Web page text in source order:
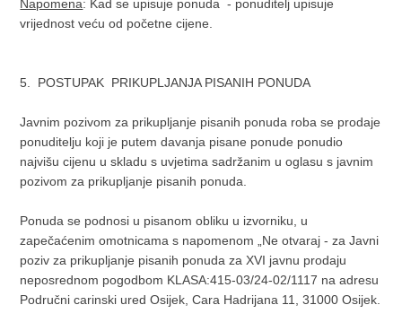
Napomena: Kad se upisuje ponuda - ponuditelj upisuje
vrijednost veću od početne cijene.
5. POSTUPAK PRIKUPLJANJA PISANIH PONUDA
Javnim pozivom za prikupljanje pisanih ponuda roba se prodaje
ponuditelju koji je putem davanja pisane ponude ponudio
najvišu cijenu u skladu s uvjetima sadržanim u oglasu s javnim
pozivom za prikupljanje pisanih ponuda.
Ponuda se podnosi u pisanom obliku u izvorniku, u
zapečaćenim omotnicama s napomenom „Ne otvaraj - za Javni
poziv za prikupljanje pisanih ponuda za XVI javnu prodaju
neposrednom pogodbom KLASA:415-03/24-02/1117 na adresu
Područni carinski ured Osijek, Cara Hadrijana 11, 31000 Osijek.